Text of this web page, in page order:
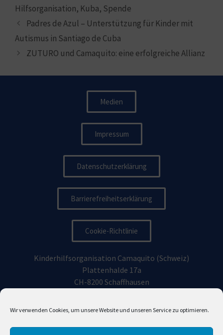
Wir verwenden Cookies, um unsere Website und unseren Service zu optimieren.
Hilfsorganisation, Kuba, Spende
Padres de Azul – Unterstützung für Kinder mit
Autismus in Santiago de Cuba
ZUTURO und Camaquito: eine erfolgreiche Allianz
Medien
Impressum
Datenschutzerklärung
Barrierefreiheitserklärung
Cookie-Richtlinie
Kinderhilfsorganisation Camaquito (Schweiz)
Plattenhalde 17a
CH-8200 Schaffhausen
München